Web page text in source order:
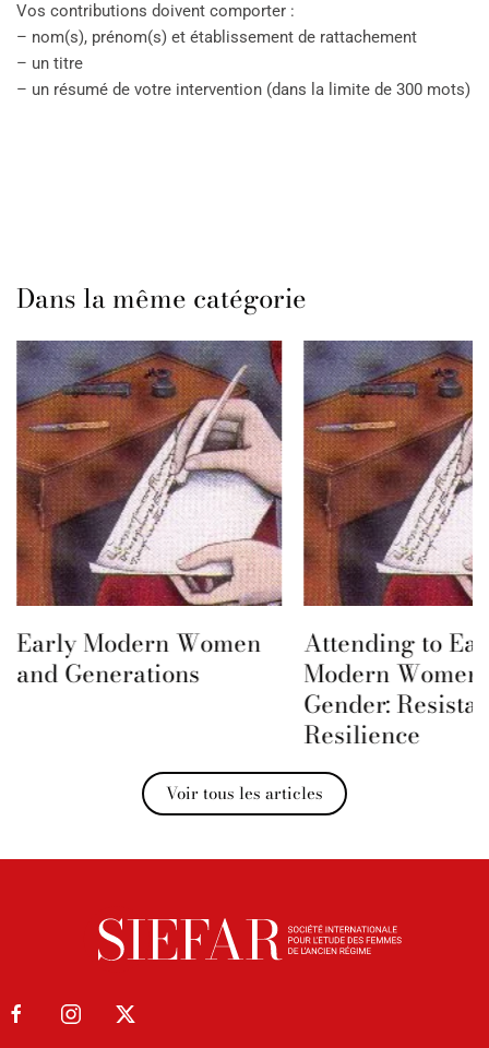
Vos contributions doivent comporter :
– nom(s), prénom(s) et établissement de rattachement
– un titre
– un résumé de votre intervention (dans la limite de 300 mots)
Dans la même catégorie
Early Modern Women
and Generations
Attending to
Modern Women
Gender:
Resilience
Voir tous les articles